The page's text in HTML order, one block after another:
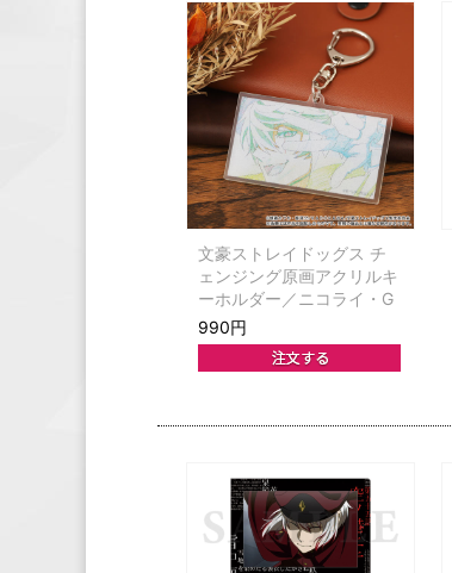
文豪ストレイドッグス チ
ェンジング原画アクリルキ
ーホルダー／ニコライ・G
990円